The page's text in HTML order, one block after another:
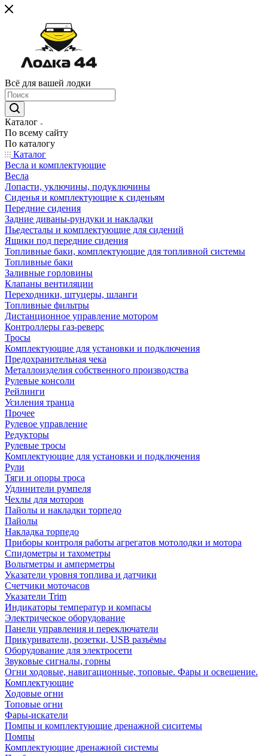
Всё для вашей лодки
Каталог
По всему сайту
По каталогу
Каталог
Весла и комплектующие
Весла
Лопасти, уключины, подуключины
Сиденья и комплектующие к сиденьям
Передние сидения
Задние диваны-рундуки и накладки
Пьедесталы и комплектующие для сидений
Ящики под передние сидения
Топливные баки, комплектующие для топливной системы
Топливные баки
Заливные горловины
Клапаны вентиляции
Переходники, штуцеры, шланги
Топливные фильтры
Дистанционное управление мотором
Контроллеры газ-реверс
Тросы
Комплектующие для установки и подключения
Предохранительная чека
Металлоизделия собственного производства
Рулевые консоли
Рейлинги
Усиления транца
Прочее
Рулевое управление
Редукторы
Рулевые тросы
Комплектующие для установки и подключения
Рули
Тяги и опоры троса
Удлинители румпеля
Чехлы для моторов
Пайолы и накладки торпедо
Пайолы
Накладка торпедо
Приборы контроля работы агрегатов мотолодки и мотора
Спидометры и тахометры
Вольтметры и амперметры
Указатели уровня топлива и датчики
Счетчики моточасов
Указатели Trim
Индикаторы температур и компасы
Электрическое оборудование
Панели управления и переключатели
Прикуриватели, розетки, USB разъёмы
Оборудование для электросети
Звуковые сигналы, горны
Огни ходовые, навигационные, топовые. Фары и освещение.
Комплектующие
Ходовые огни
Топовые огни
Фары-искатели
Помпы и комплектующие дренажной сиситемы
Помпы
Комплектующие дренажной системы